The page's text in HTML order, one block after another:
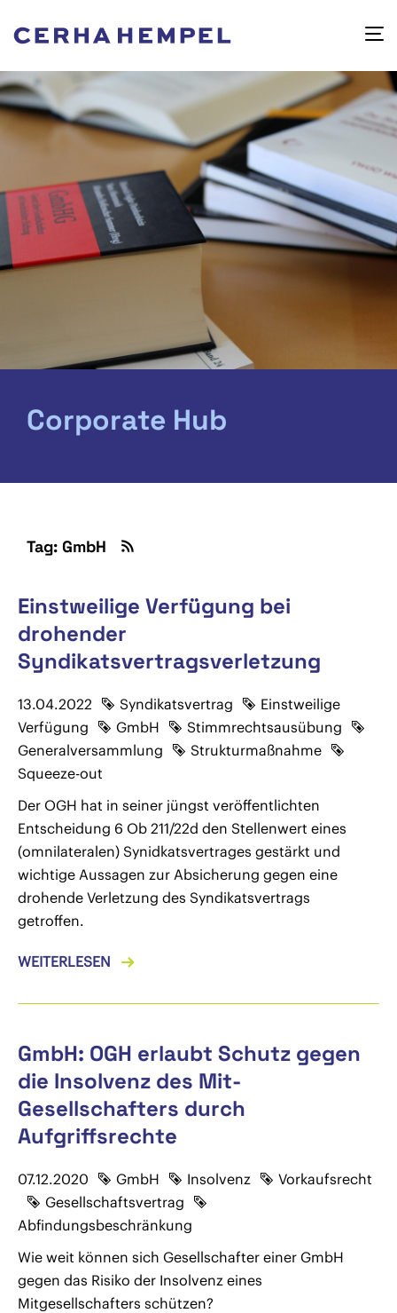
Corporate Hub
Tag: GmbH
Einstweilige Verfügung bei
drohender
Syndikatsvertragsverletzung
13.04.2022 Syndikatsvertrag
Einstweilige
Verfügung
GmbH
Stimmrechtsausübung
Generalversammlung
Strukturmaßnahme
Squeeze-out
Der OGH hat in seiner jüngst veröffentlichten
Entscheidung 6 Ob 211/22d den Stellenwert eines
(omnilateralen) Synidkatsvertrages gestärkt und
wichtige Aussagen zur Absicherung gegen eine
drohende Verletzung des Syndikatsvertrags
getroffen.
WEITERLESEN
GmbH: OGH erlaubt Schutz gegen
die Insolvenz des Mit-
Gesellschafters durch
Aufgriffsrechte
07.12.2020 GmbH Insolvenz
Vorkaufsrecht
Gesellschaftsvertrag
Abfindungsbeschränkung
Wie weit können sich Gesellschafter einer GmbH
gegen das Risiko der Insolvenz eines
Mitgesellschafters schützen?